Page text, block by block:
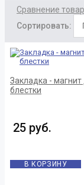
Сравнение
Сортировать:
Закладка -
блестки
25 руб.
В КОРЗИНУ